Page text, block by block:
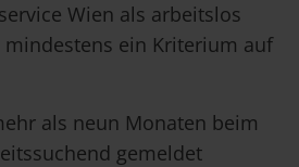
Wien als arbeitslos
ein Kriterium auf
als neun Monaten beim
gemeldet